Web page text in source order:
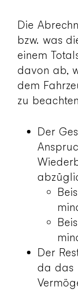
Die
bzw. was
einem
davon ab,
dem
zu
Der
Der
da das